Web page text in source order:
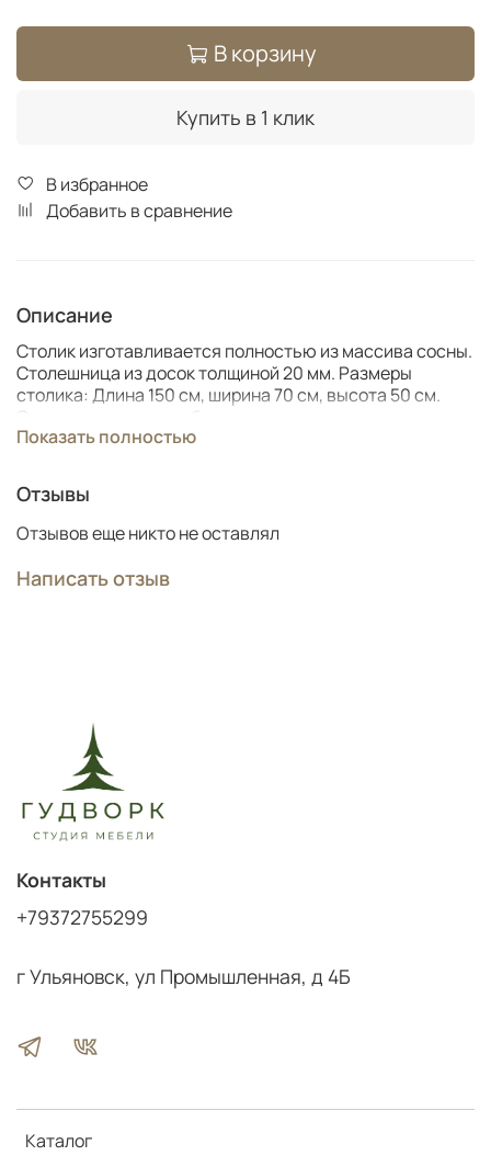
В корзину
Купить в 1 клик
В избранное
Добавить в сравнение
Описание
Столик изготавливается полностью из массива сосны.
Столешница из досок толщиной 20 мм. Размеры
столика: Длина 150 см, ширина 70 см, высота 50 см.
Показать полностью
Отзывы
Отзывов еще никто не оставлял
Написать отзыв
Каталог
Контакты
+79372755299
г Ульяновск, ул Промышленная, д 4Б